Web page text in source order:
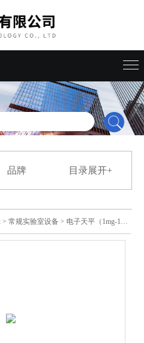
品牌 目录展开+
>常规实验室设备 > 电子天平（1mg-1g）